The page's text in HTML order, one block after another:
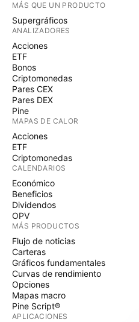
MÁS QUE UN PRODUCTO
Supergráficos
ANALIZADORES
Acciones
ETF
Bonos
Criptomonedas
Pares CEX
Pares DEX
Pine
MAPAS DE CALOR
Acciones
ETF
Criptomonedas
CALENDARIOS
Económico
Beneficios
Dividendos
OPV
MÁS PRODUCTOS
Flujo de noticias
Carteras
Gráficos fundamentales
Curvas de rendimiento
Opciones
Mapas macro
Pine Script®
APLICACIONES